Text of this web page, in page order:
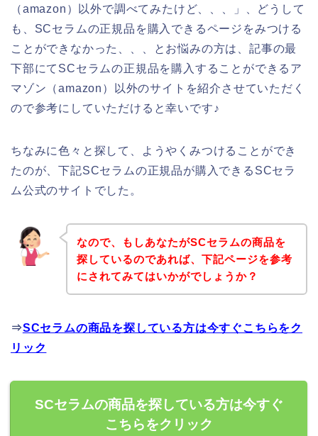
（amazon）以外で調べてみたけど、、、」、どうして
も、SCセラムの正規品を購入できるページをみつける
ことができなかった、、、とお悩みの方は、記事の最
下部にてSCセラムの正規品を購入することができるア
マゾン（amazon）以外のサイトを紹介させていただく
ので参考にしていただけると幸いです♪
ちなみに色々と探して、ようやくみつけることができ
たのが、下記SCセラムの正規品が購入できるSCセラ
ム公式のサイトでした。
なので、もしあなたがSCセラムの商品を
探しているのであれば、下記ページを参考
にされてみてはいかがでしょうか？
⇒SCセラムの商品を探している方は今すぐこちらをク
リック
SCセラムの商品を探している方は今すぐ
こちらをクリック